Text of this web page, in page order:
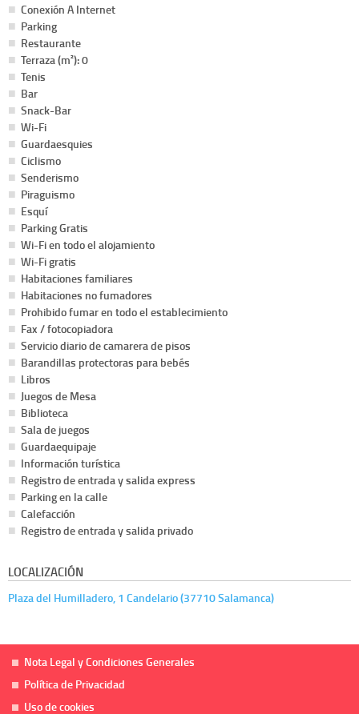
Conexión A Internet
Parking
Restaurante
Terraza (m²): 0
Tenis
Bar
Snack-Bar
Wi-Fi
Guardaesquies
Ciclismo
Senderismo
Piraguismo
Esquí
Parking Gratis
Wi-Fi en todo el alojamiento
Wi-Fi gratis
Habitaciones familiares
Habitaciones no fumadores
Prohibido fumar en todo el establecimiento
Fax / fotocopiadora
Servicio diario de camarera de pisos
Barandillas protectoras para bebés
Libros
Juegos de Mesa
Biblioteca
Sala de juegos
Guardaequipaje
Información turística
Registro de entrada y salida express
Parking en la calle
Calefacción
Registro de entrada y salida privado
LOCALIZACIÓN
Plaza del Humilladero, 1 Candelario (37710 Salamanca)
Nota Legal y Condiciones Generales
Política de Privacidad
Uso de cookies